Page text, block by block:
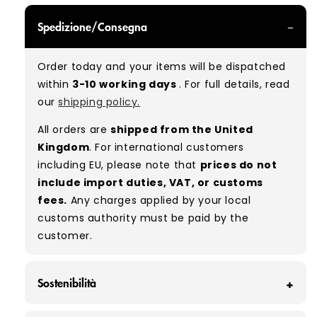
you can expect a mix of items in great and
good condition. Some will be defect-free, while
others will show signs of wear. There is no set
ratio between Grade A and Grade B items
included in our bales due to the nature of
used/vintage clothing.
Spedizione/Consegna
Order today and your items will be dispatched
within 3-10 working days. For full details, read
ourshipping policy.
All orders are shipped from the United
Kingdom. For international customers
including EU, please note that prices do not
include import duties, VAT, or customs
fees. Any charges applied by your local
customs authority must be paid by the
customer.
Sostenibilità